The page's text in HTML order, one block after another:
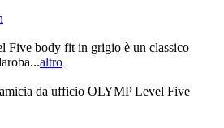
Five body fit in grigio è un classico
altro
da ufficio OLYMP Level Five